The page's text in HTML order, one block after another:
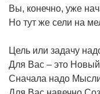
Вы, конечно, уже
Но тут же сели на
Цель или задачу
Для Вас – это
Сначала надо